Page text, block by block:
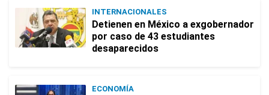
INTERNACIONALES
Detienen en México a exgobernador
por caso de 43 estudiantes
desaparecidos
ECONOMÍA